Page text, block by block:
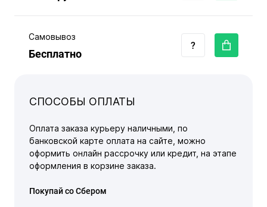
Самовывоз
Бесплатно
СПОСОБЫ ОПЛАТЫ
Оплата заказа курьеру наличными, по
банковской карте оплата на сайте, можно
оформить онлайн рассрочку или кредит, на этапе
оформления в корзине заказа.
Покупай со Сбером